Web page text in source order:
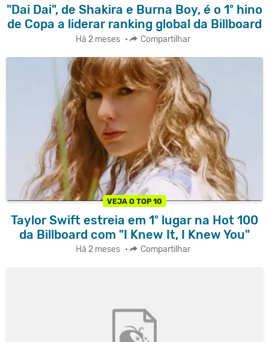
"Dai Dai", de Shakira e Burna Boy, é o 1º hino
de Copa a liderar ranking global da Billboard
Há 2 meses • Compartilhar
VEJA O TOP 10
Taylor Swift estreia em 1º lugar na Hot 100
da Billboard com "I Knew It, I Knew You"
Há 2 meses • Compartilhar